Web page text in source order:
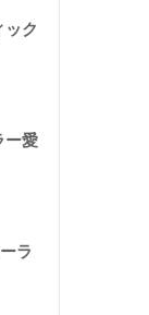
ク
ー愛
ラ